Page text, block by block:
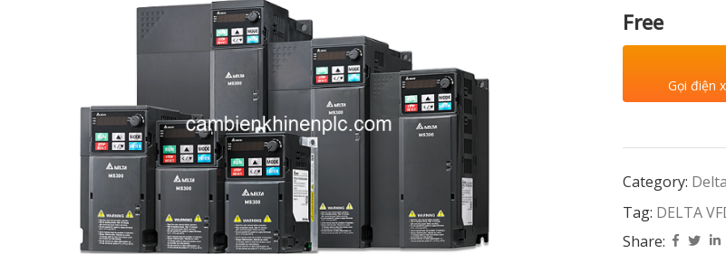
Free
Gọi điện
Category: Delta
Tag: DELTA
Share: